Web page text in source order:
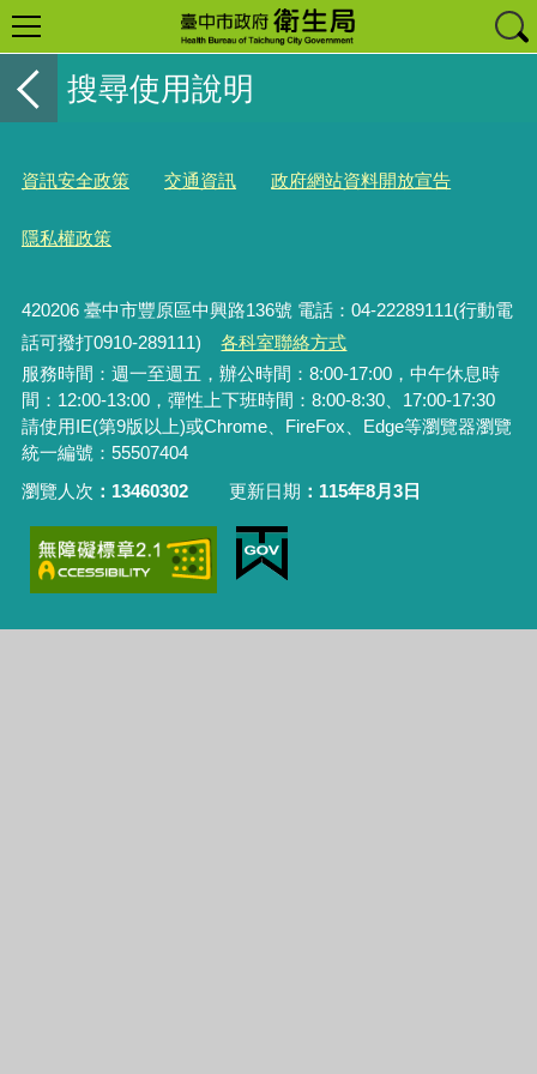
搜尋使用說明
資訊安全政策 交通資訊 政府網站資料開放宣告
隱私權政策
420206臺中市豐原區中興路136號 電話：04-22289111(行動電
話可撥打0910-289111)
各科室聯絡方式
服務時間：週一至週五，辦公時間：8:00-17:00，中午休息時
間：12:00-13:00，彈性上下班時間：8:00-8:30、17:00-17:30
請使用IE(第9版以上)或Chrome、FireFox、Edge等瀏覽器瀏覽
統一編號：55507404
瀏覽人次
13460302 更新日期 115年8月3日